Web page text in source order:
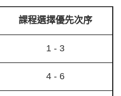
課程選擇優先次序
1 - 3
4 - 6